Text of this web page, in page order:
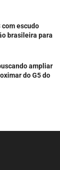
escudo
brasileira para
ampliar
do G5 do